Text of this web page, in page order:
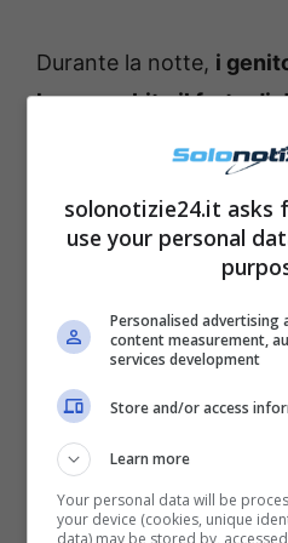
Durante la notte, i
hanno subito il furto di
proprietà dalla loro casa
solonotizie24.it asks
use your personal
Personalised advertising
content measurement,
services development
Store and/or access
Learn more
Your personal data will be
your device (cookies, unique
data) may be stored by,